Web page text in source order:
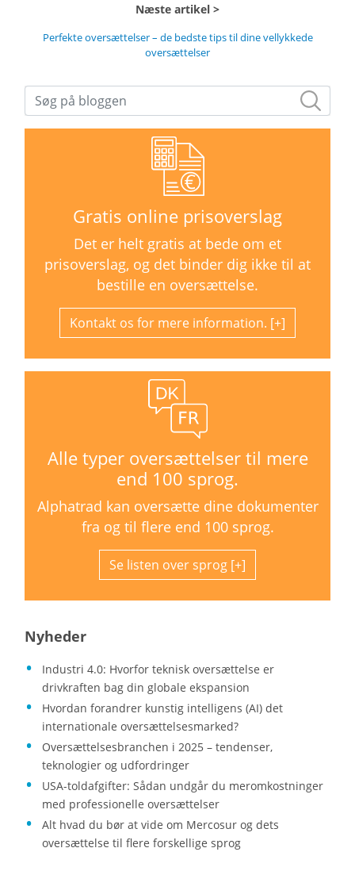
Næste artikel
Perfekte oversættelser – de bedste tips til dine vellykkede
oversættelser
Gratis online prisoverslag
Det er helt gratis at bede om et
prisoverslag, og det binder dig ikke til at
bestille en oversættelse.
Kontakt os for mere information.
Alle typer oversættelser til mere
end 100 sprog.
Alphatrad kan oversætte dine dokumenter
fra og til flere end 100 sprog.
Se listen over sprog
Nyheder
Industri 4.0: Hvorfor teknisk oversættelse er
drivkraften bag din globale ekspansion
Hvordan forandrer kunstig intelligens (AI) det
internationale oversættelsesmarked?
Oversættelsesbranchen i 2025 – tendenser,
teknologier og udfordringer
USA-toldafgifter: Sådan undgår du meromkostninger
med professionelle oversættelser
Alt hvad du bør at vide om Mercosur og dets
oversættelse til flere forskellige sprog